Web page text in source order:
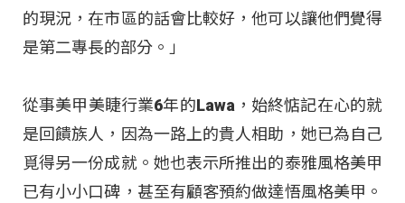
的現況，在市區的話會比較好，他可以讓他們覺得
是第二專長的部分。」
從事美甲美睫行業6年的Lawa，始終惦記在心的就
是回饋族人，因為一路上的貴人相助，她已為自己
覓得另一份成就。她也表示所推出的泰雅風格美甲
已有小小口碑，甚至有顧客預約做達悟風格美甲。